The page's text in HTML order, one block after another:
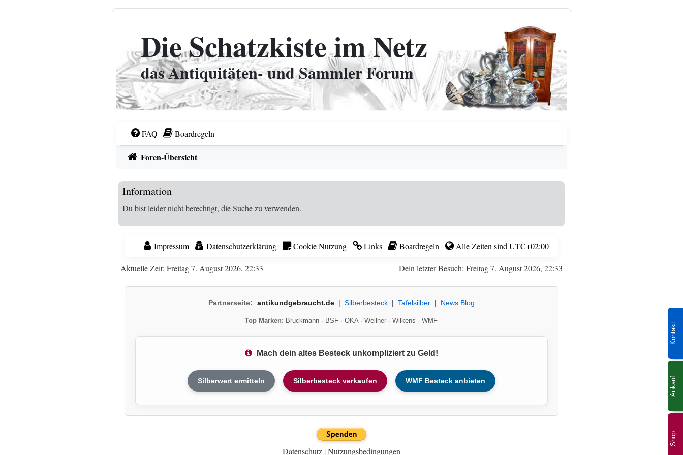
Shop
Kontakt
Ankauf
Die Schatzkiste im Netz
das Antiquitäten- und Sammler Forum
FAQ Boardregeln
Foren-Übersicht
Information
Du bist leider nicht berechtigt, die Suche zu verwenden.
Impressum Datenschutzerklärung Cookie Nutzung Links Boardregeln Alle Zeiten sindUTC+02:00
Dein letzter Besuch: Freitag 7. August 2026, 22:33
Aktuelle Zeit: Freitag 7. August 2026, 22:33
Partnerseite: antikundgebraucht.de| Silberbesteck| Tafelsilber| News Blog
Top Marken: Bruckmann · BSF ·OKA·Wellner ·Wilkens ·WMF
Mach dein altes Besteck unkompliziert zu Geld!
Silberwert ermitteln Silberbesteck verkaufen WMF Besteck anbieten
Datenschutz |Nutzungsbedingungen